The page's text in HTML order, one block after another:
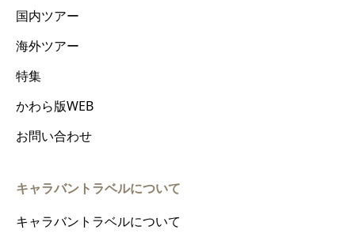
国内ツアー
海外ツアー
特集
かわら版WEB
お問い合わせ
キャラバントラベルについて
キャラバントラベルについて